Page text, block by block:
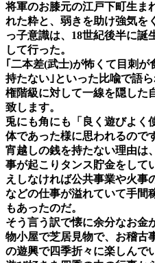
将軍のお膝元の江戸下町生ま
れた粋と、弱きを助け強気を
っ子意識は、 18世紀後半に誕
して行った。
｢二本差(武士)が怖くて目刺が
持たない｣といった比喩で語
権階級に対して一線を隠した
致します。
兎にも角にも「良く遊びよく
体であった様に思われるので
宵越しの銭を持たない理由は
事が起こりタンス貯金をして
えしなければ公共事業や火事
などの仕事が溢れていて手間
もあったのだ。
そう言う訳で懐に余分なお金
物小屋で芝居見物で、お稽古
の遊興で四季折々に楽しんで